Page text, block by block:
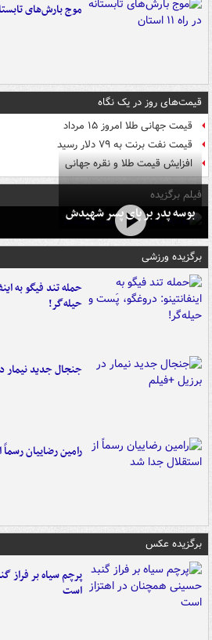
موج بارش‌های تابستانه در
قیمت‌های روز در یک نگاه
قیمت جهانی طلا امروز ۱۵ مرداد
قیمت نفت برنت به ۷۹ دلار رسید
افزایش قیمت طلا و نقره جهانی
فیلم برگزیده
بوسه‌ پدر بر پای پسر شهیدش
برگزیده ورزشی
حمله تند فیگو به
حیله‌گر!
جنجال جدید نیمار
رامین رضاییان
برگزیده عکس
پرچم سیاه بر فراز
است